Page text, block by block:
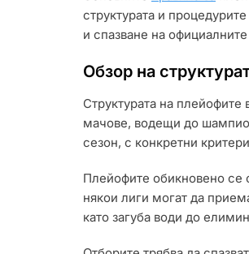
структурата и
и спазване на
Обзор на
Структурата на
мачове, водещи до
сезон, с конкретни
Плейофите обикновено се
някои лиги могат да
като загуба води до